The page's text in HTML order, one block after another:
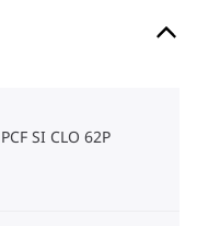
SI CLO 62P